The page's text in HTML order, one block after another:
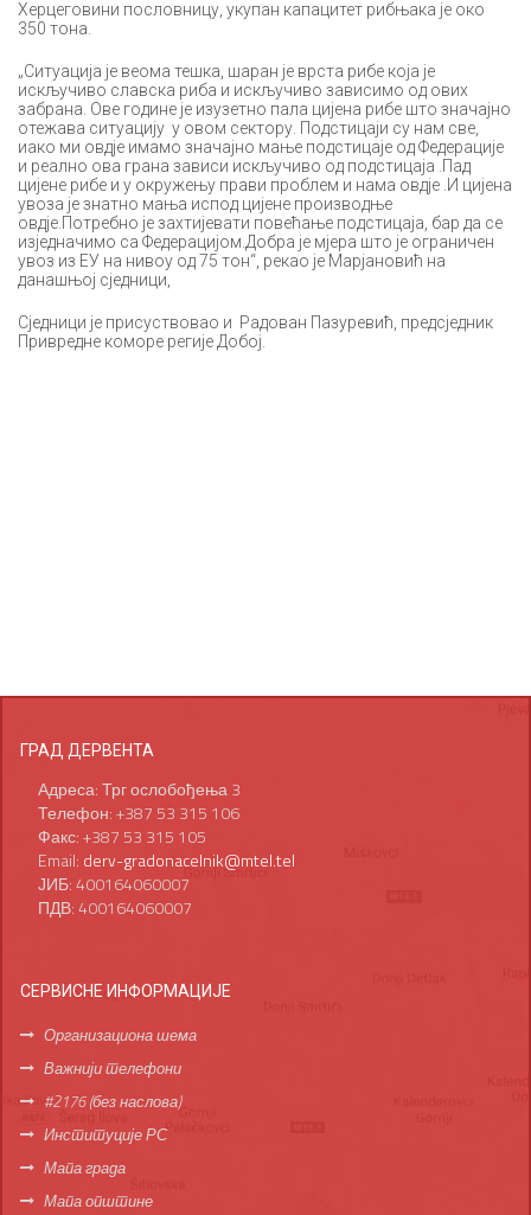
Херцеговини пословницу, укупан капацитет рибњака је око
350 тона.
„Ситуација је веома тешка, шаран је врста рибе која је
искључиво славска риба и искључиво зависимо од ових
забрана. Ове године је изузетно пала цијена рибе што значајно
отежава ситуацију у овом сектору. Подстицаји су нам све,
иако ми овдје имамо значајно мање подстицаје од Федерације
и реално ова грана зависи искључиво од подстицаја .Пад
цијене рибе и у окружењу прави проблем и нама овдје .И цијена
увоза је знатно мања испод цијене производње
овдје.Потребно је захтијевати повећање подстицаја, бар да се
изједначимо са Федерацијом.Добра је мјера што је ограничен
увоз из ЕУ на нивоу од 75 тон“, рекао је Марјановић на
данашњој сједници,
Сједници је присуствовао и Радован Пазуревић, предсједник
Привредне коморе регије Добој.
ГРАД ДЕРВЕНТА
Адреса: Трг ослобођења 3
Телефон: +387 53 315 106
Факс: +387 53 315 105
Email: derv-gradonacelnik@mtel.tel
ЈИБ: 400164060007
ПДВ: 400164060007
СЕРВИСНЕ ИНФОРМАЦИЈЕ
Организациона шема
Важнији телефони
#2176 (без наслова)
Институције РС
Мапа града
Мапа општине